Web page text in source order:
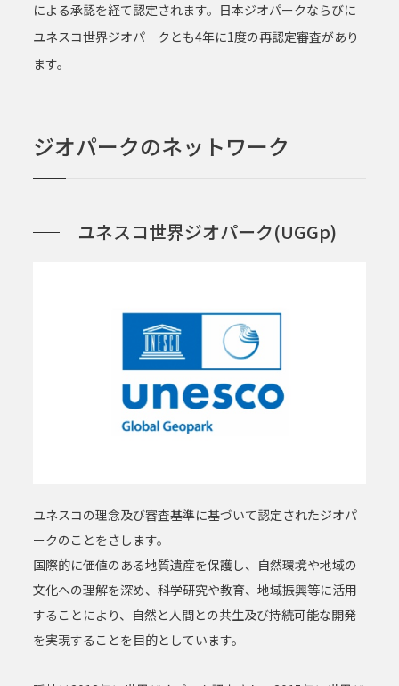
による承認を経て認定されます。日本ジオパークならびに
ユネスコ世界ジオパ－クとも4年に1度の再認定審査があり
ます。
ジオパークのネットワーク
ユネスコ世界ジオパーク(UGGp)
ユネスコの理念及び審査基準に基づいて認定されたジオパ
ークのことをさします。
国際的に価値のある地質遺産を保護し、自然環境や地域の
文化への理解を深め、科学研究や教育、地域振興等に活用
することにより、自然と人間との共生及び持続可能な開発
を実現することを目的としています。